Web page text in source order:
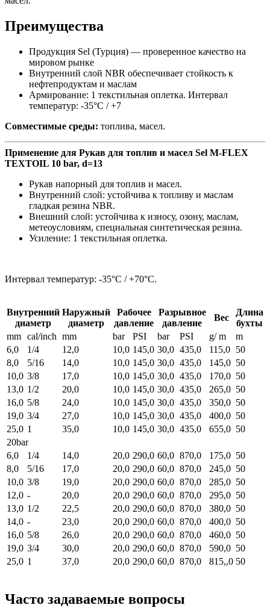
Преимущества
Продукция Sel (Турция) — проверенное качество на
мировом рынке
Внутренний слой NBR обеспечивает стойкость к
нефтепродуктам и маслам
Армирование: 1 текстильная оплетка. Интервал
температур: -35°C / +7
Совместимые среды: топлива, масел.
Применение для Рукав для топлив и масел Sel M-FLEX
TEXTOIL 10 bar, d=13
Рукав напорный для топлив и масел.
Внутренний слой: устойчива к топливу и маслам
гладкая резина NBR.
Внешний слой: устойчива к износу, озону, маслам,
метеоусловиям, специальная синтетическая резина.
Усиление: 1 текстильная оплетка.
Интервал температур: -35°C / +70°C.
Внутренний
диаметр
Наружный
диаметр
Рабочее
давление
Разрывное
давление
Вес
Длина
бухты
mm cal/inch mm bar PSI bar PSI g/ m
m
6,0
1/4 12,0 10,0 145,0 30,0 435,0 115,0 50
8,0
5/16 14,0 10,0 145,0 30,0 435,0 145,0 50
10,0 3/8 17,0 10,0 145,0 30,0 435,0 170,0 50
13,0 1/2 20,0 10,0 145,0 30,0 435,0 265,0 50
16,0 5/8 24,0 10,0 145,0 30,0 435,0 350,0 50
19,0 3/4 27,0 10,0 145,0 30,0 435,0 400,0 50
25,0 1 35,0 10,0 145,0 30,0 435,0 655,0 50
20bar
6,0
1/4 14,0 20,0 290,0 60,0 870,0 175,0 50
8,0
5/16 17,0 20,0 290,0 60,0 870,0 245,0 50
10,0 3/8 19,0 20,0 290,0 60,0 870,0 285,0 50
12,0 - 20,0 20,0 290,0 60,0 870,0 295,0 50
13,0 1/2 22,5 20,0 290,0 60,0 870,0 380,0 50
14,0 - 23,0 20,0 290,0 60,0 870,0 400,0 50
16,0 5/8 26,0 20,0 290,0 60,0 870,0 460,0 50
19,0 3/4 30,0 20,0 290,0 60,0 870,0 590,0 50
25,0 1 37,0 20,0 290,0 60,0 870,0 815,,0 50
Часто задаваемые вопросы